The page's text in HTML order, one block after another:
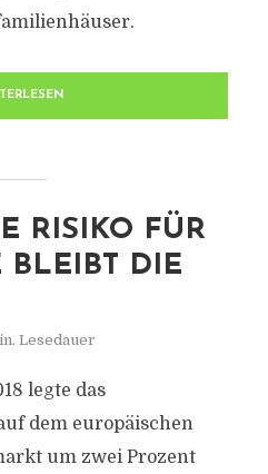
RISIKO FÜR D
DIE I
Lesedauer
legte das
dem europäischen
um zwei Prozent